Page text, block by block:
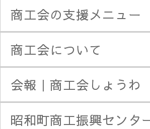
商工会の支援メニュー
商工会について
会報｜商工会しょうわ
昭和町商工振興センタ